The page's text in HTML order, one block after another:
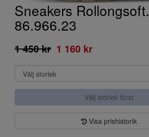
Sneakers Rollongsoft.
86.966.23
1 450 kr 1 160 kr
Välj storlek först
Visa prishistorik